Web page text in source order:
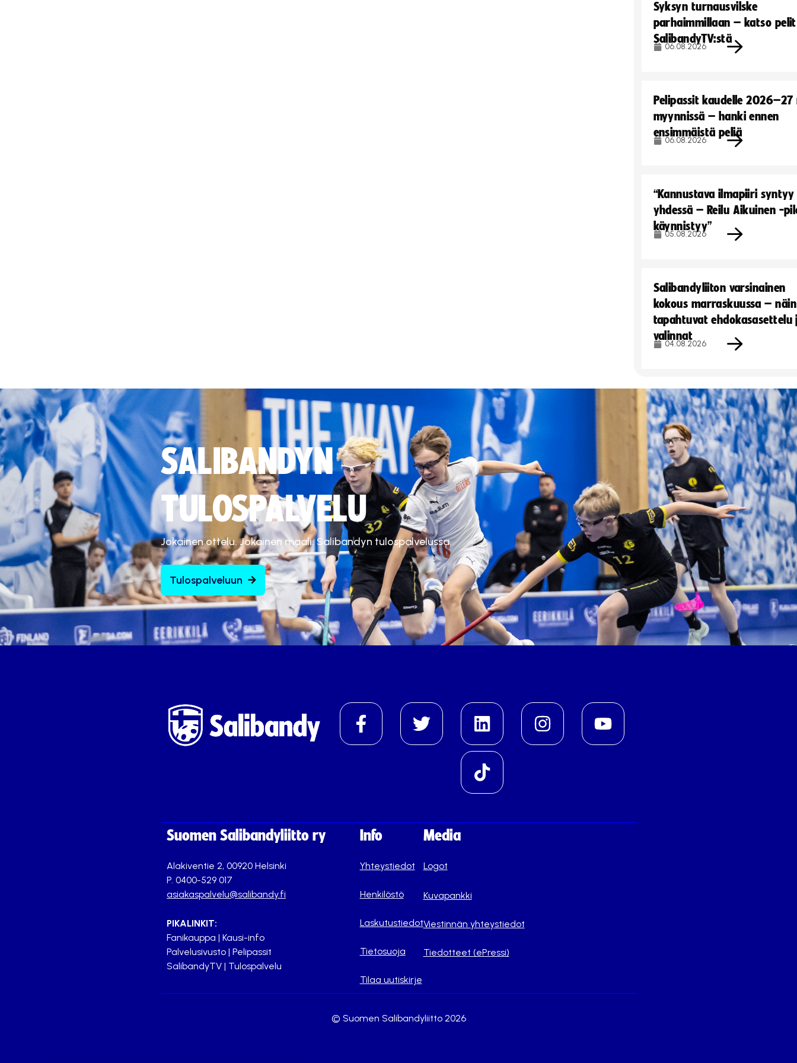
Syksyn turnausvilske
parhaimmillaan – katso pelit
SalibandyTV:stä
06.08.2026
Pelipassit kaudelle
myynnissä – hanki ennen
ensimmäistä peliä
06.08.2026
“Kannustava ilmapiiri syntyy
yhdessä – Reilu Aikuinen -
käynnistyy”
05.08.2026
Salibandyliiton varsinainen
kokous marraskuussa – näin
tapahtuvat ehdokasasettelu
valinnat
04.08.2026
SALIBANDYN
TULOSPALVELU
Jokainen ottelu. Jokainen maali. Salibandyn tulospalvelussa.
Tulospalveluun
Suomen Salibandyliitto ry
Alakiventie 2, 00920 Helsinki
P. 0400-529 017
asiakaspalvelu@salibandy.fi
PIKALINKIT:
Fanikauppa | Kausi-info
Palvelusivusto | Pelipassit
SalibandyTV | Tulospalvelu
Info
Yhteystiedot
Henkilöstö
Laskutustiedot
Tietosuoja
Tilaa uutiskirje
Media
Logot
Kuvapankki
Viestinnän yhteystiedot
Tiedotteet (ePressi)
© Suomen Salibandyliitto 2026